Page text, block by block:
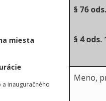
miesta
inauguračného
§ 76
§ 4 ods.
Meno,